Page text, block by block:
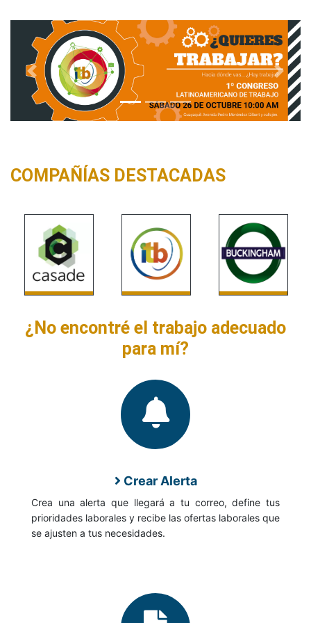
Previous Next
COMPAÑÍAS DESTACADAS
¿No encontré el trabajo adecuado
para mí?
Crear Alerta
Crea una alerta que llegará a tu correo, define tus
prioridades laborales y recibe las ofertas laborales que
se ajusten a tus necesidades.